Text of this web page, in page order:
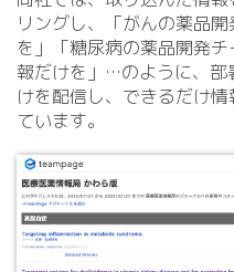
リングし、「がんの薬品
を」「糖尿病の薬品開発
報だけを」…のように、部
けを配信し、できるだけ
ています。